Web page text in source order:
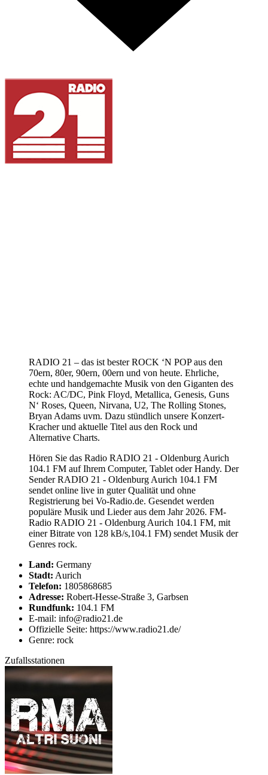
RADIO 21 – das ist bester ROCK ‘N POP aus den
70ern, 80er, 90ern, 00ern und von heute. Ehrliche,
echte und handgemachte Musik von den Giganten des
Rock: AC/DC, Pink Floyd, Metallica, Genesis, Guns
N‘ Roses, Queen, Nirvana, U2, The Rolling Stones,
Bryan Adams uvm. Dazu stündlich unsere Konzert-
Kracher und aktuelle Titel aus den Rock und
Alternative Charts.
Hören Sie das Radio RADIO 21 - Oldenburg Aurich
104.1 FM auf Ihrem Computer, Tablet oder Handy. Der
Sender RADIO 21 - Oldenburg Aurich 104.1 FM
sendet online live in guter Qualität und ohne
Registrierung bei Vo-Radio.de. Gesendet werden
populäre Musik und Lieder aus dem Jahr 2026. FM-
Radio RADIO 21 - Oldenburg Aurich 104.1 FM, mit
einer Bitrate von 128 kB/s,104.1 FM) sendet Musik der
Genres rock.
Land: Germany
Stadt: Aurich
Telefon: 1805868685
Adresse: Robert-Hesse-Straße 3, Garbsen
Rundfunk: 104.1 FM
E-mail: info@radio21.de
Offizielle Seite: https://www.radio21.de/
Genre: rock
Zufallsstationen